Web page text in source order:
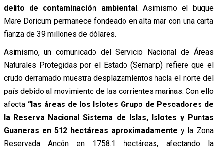
delito de contaminación ambiental. Asimismo el buque
Mare Doricum permanece fondeado en alta mar con una carta
fianza de 39 millones de dólares.
Asimismo, un comunicado del Servicio Nacional de Áreas
Naturales Protegidas por el Estado (Sernanp) refiere que el
crudo derramado muestra desplazamientos hacia el norte del
país debido al movimiento de las corrientes marinas. Con ello
afecta “las áreas de los Islotes Grupo de Pescadores de
la Reserva Nacional Sistema de Islas, Islotes y Puntas
Guaneras en 512 hectáreas aproximadamente y la Zona
Reservada Ancón en 1758.1 hectáreas, afectando la